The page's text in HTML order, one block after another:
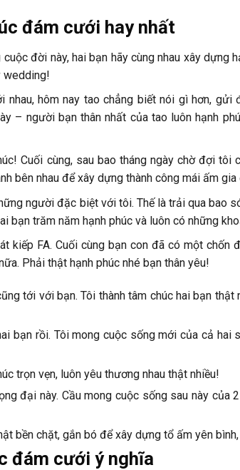
đám cưới hay nhất
đời này, hai bạn hãy cùng nhau xây dựng
wedding!
nhau, hôm nay tao chẳng biết nói gì hơn,
– người bạn thân nhất của tao luôn hạnh
Cuối cùng, sau bao tháng ngày chờ đợi
bên nhau để xây dựng thành công mái ấm
người đặc biệt với tôi. Thế là trải qua bao
bạn trăm năm hạnh phúc và luôn có những
kiếp FA. Cuối cùng bạn con đã có một
Phải thật hạnh phúc nhé bạn thân yêu!
tới với bạn. Tôi thành tâm chúc hai bạn
bạn rồi. Tôi mong cuộc sống mới của cả hai
trọn vẹn, luôn yêu thương nhau thật nhiều!
đại này. Cầu mong cuộc sống sau này của
bền chặt, gắn bó để xây dựng tổ ấm yên bình,
đám cưới ý nghĩa